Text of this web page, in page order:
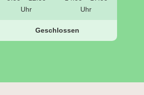
Uhr
Uhr
Geschlossen